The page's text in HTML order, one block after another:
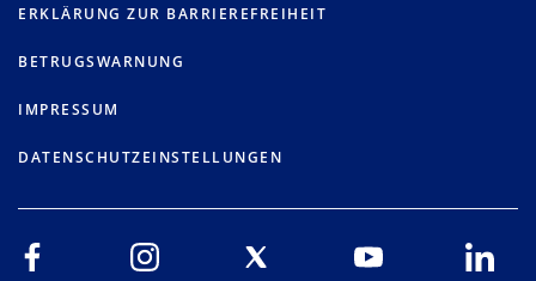
ERKLÄRUNG ZUR BARRIEREFREIHEIT
BETRUGSWARNUNG
IMPRESSUM
DATENSCHUTZEINSTELLUNGEN